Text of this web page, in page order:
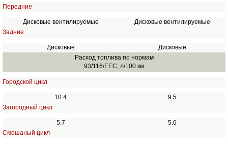
Передние
Дисковые вентилируемые
Дисковые вентилируемые
Задние
Дисковые
Дисковые
Расход топлива по нормам
93/116/EEC, л/100 км
Городской цикл
10.4
9.5
Загородный цикл
5.7
5.6
Смешаный цикл